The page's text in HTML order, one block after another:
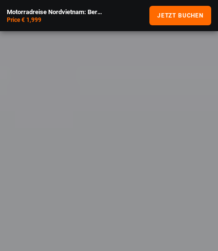
Motorradreise Nordvietnam: Bergvölker & Halong Bay
Price € 1,999
JETZT BUCHEN